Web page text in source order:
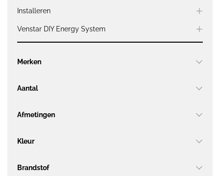
Installeren
Venstar DIY Energy System
Merken
Aantal
Afmetingen
Kleur
Brandstof